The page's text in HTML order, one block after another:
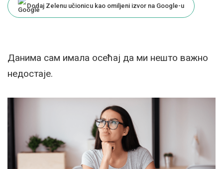
Dodaj Zelenu učionicu kao omiljeni izvor na Google-u
Данима сам имала осећај да ми нешто важно
недостаје.